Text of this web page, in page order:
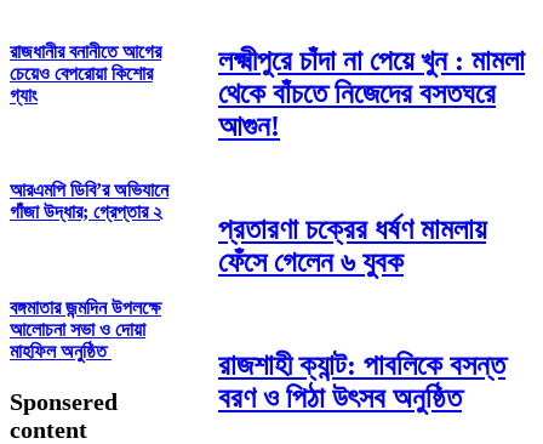
রাজধানীর বনানীতে আগের
চেয়েও বেপরোয়া কিশোর
গ্যাং
আরএমপি ডিবি’র অভিযানে
গাঁজা উদ্ধার; গ্রেপ্তার ২
বঙ্গমাতার জন্মদিন উপলক্ষে
আলোচনা সভা ও দোয়া
মাহফিল অনুষ্ঠিত
Sponsered
content
লক্ষ্মীপুরে চাঁদা না পেয়ে খুন : মামলা
থেকে বাঁচতে নিজেদের বসতঘরে
আগুন!
প্রতারণা চক্রের ধর্ষণ মামলায়
ফেঁসে গেলেন ৬ যুবক
রাজশাহী ক্যান্ট: পাবলিকে বসন্ত
বরণ ও পিঠা উৎসব অনুষ্ঠিত